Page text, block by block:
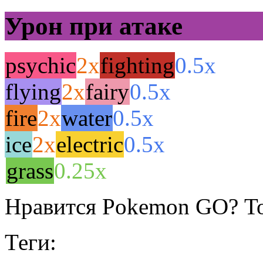
Урон при атаке
psychic2xfighting0.5x
flying2xfairy0.5x
fire2xwater0.5x
ice2xelectric0.5x
grass0.25x
Нравится Pokemon GO?
Теги: